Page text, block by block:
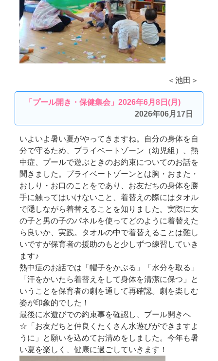
＜池田＞
「プール開き・保健集会」2026年6月8日(月)
2026年06月17日
いよいよ暑い夏がやってきますね。自分の身体を自
分で守るため、プライベートゾーン（幼児組）、熱
中症、プールで遊ぶときのお約束についてのお話を
聞きました。プライベートゾーンとは胸・おまた・
おしり・お口のことをであり、お友だちの身体を勝
手に触ってはいけないこと、着替えの際にはタオル
で隠しながら着替えることを知りました。実際に女
の子と男の子のパネルを使ってどのように着替えた
ら良いか、実践。タオルの中で着替えることは難し
いですが保育者の援助のもと少しずつ練習していき
ます♪
熱中症のお話では「帽子をかぶる」「水分を取る」
「汗をかいたら着替えをして身体を清潔に保つ」と
いうことを保育者の劇を通して再確認。劇を楽しむ
姿が印象的でした！
最後に水遊びでの約束事を確認し、プール開きへ
☆「お友だちと仲良くたくさん水遊びができますよ
うに」と願いを込めてお清めをしました。今年も暑
い夏を楽しく、健康に過ごしていきます！